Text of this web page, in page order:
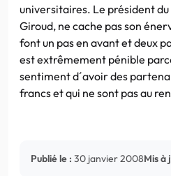
universitaires. Le président du
Giroud, ne cache pas son
font un pas en avant et deux
est extrêmement pénible
sentiment d´avoir des
francs et qui ne sont pas au
Publié le : 30 janvier 2008Mis à